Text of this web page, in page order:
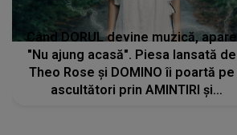
Când DORUL devine muzică, apare
"Nu ajung acasă". Piesa lansată de
Theo Rose și DOMINO îi poartă pe
ascultători prin AMINTIRI și